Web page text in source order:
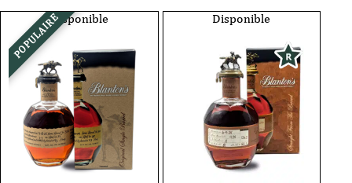
Still
Reserve
Batch
70cl
POPULAIREDisponible Disponible